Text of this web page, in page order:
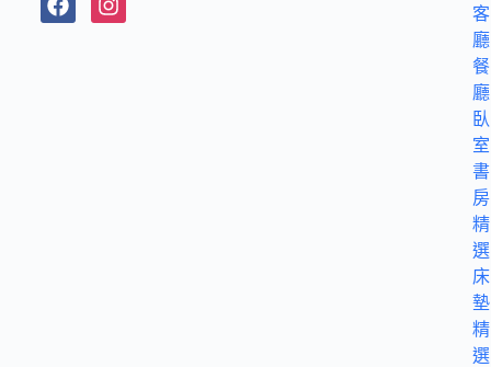
客
廳
餐
廳
臥
室
書
房
精
選
床
墊
精
選